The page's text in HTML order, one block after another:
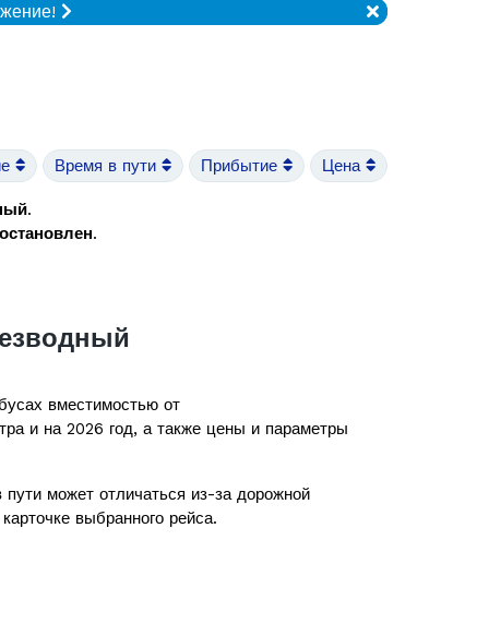
Время в пути Прибытие Цена
.
.
вместимостью от
и на 2026 год, а также цены и параметры
пути может отличаться из-за дорожной
выбранного рейса.